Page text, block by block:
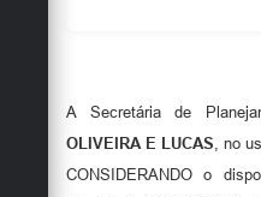
Telefones Úteis
Contato
A Secretária de
OLIVEIRA E LUCAS, no
CONSIDERANDO o